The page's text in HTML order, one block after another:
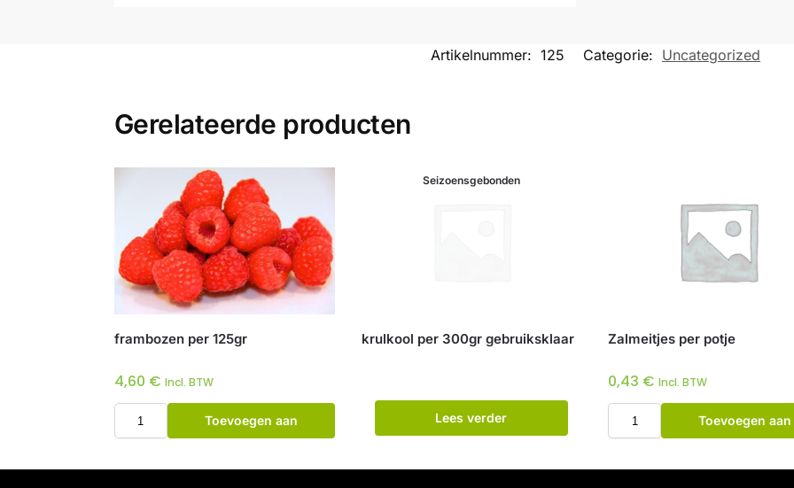
Artikelnummer: 125 Categorie: Uncategorized
Gerelateerde producten
frambozen per 125gr
4,60 € Incl. BTW
Toevoegen aan
Seizoensgebonden
krulkool per 300gr gebruiksklaar
Lees verder
Zalmeitjes per potje
0,43 € Incl. BTW
Toevoegen aan